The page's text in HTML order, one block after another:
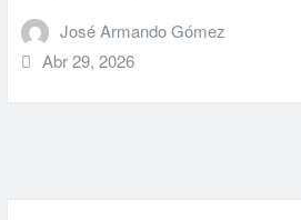
José Armando Gómez
Abr 29, 2026